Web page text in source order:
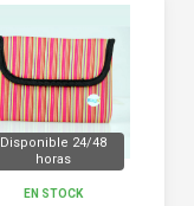
Disponible 24/48
horas
EN STOCK